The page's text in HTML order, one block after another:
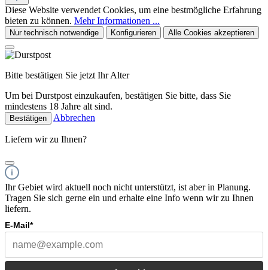
Diese Website verwendet Cookies, um eine bestmögliche Erfahrung
bieten zu können. Mehr Informationen ...
Nur technisch notwendige Konfigurieren Alle Cookies akzeptieren
Bitte bestätigen Sie jetzt Ihr Alter
Um bei Durstpost einzukaufen, bestätigen Sie bitte, dass Sie
mindestens 18 Jahre alt sind.
Bestätigen Abbrechen
Liefern wir zu Ihnen?
Ihr Gebiet wird aktuell noch nicht unterstützt, ist aber in Planung.
Tragen Sie sich gerne ein und erhalte eine Info wenn wir zu Ihnen
liefern.
E-Mail*